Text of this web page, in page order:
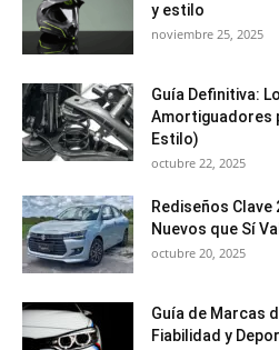
y estilo
noviembre 25, 2025
Guía Definitiva:
Amortiguadores
Estilo)
octubre 22, 2025
Rediseños Clave
Nuevos que Sí
octubre 20, 2025
Guía de Marcas
Fiabilidad y